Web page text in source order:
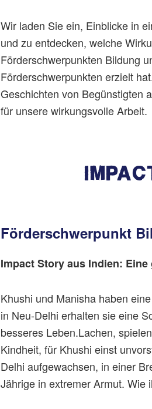
Wir laden Sie ein, Einblicke in
und zu entdecken, welche
Förderschwerpunkten Bildung
Förderschwerpunkten erzielt
Geschichten von Begünstigten
für unsere wirkungsvolle Arbeit.
Förderschwerpunkt
Impact Story aus Indien:
Khushi und Manisha haben
in Neu-Delhi erhalten sie eine
besseres Leben.Lachen,
Kindheit, für Khushi einst
Delhi aufgewachsen, in einer
Jährige in extremer Armut.